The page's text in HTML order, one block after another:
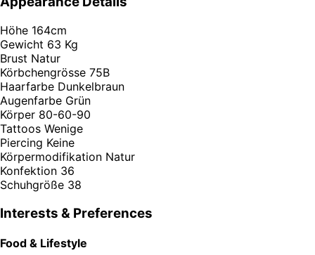
Höhe 164cm
Gewicht 63 Kg
Brust Natur
Körbchengrösse 75B
Haarfarbe Dunkelbraun
Augenfarbe Grün
Körper 80-60-90
Tattoos Wenige
Piercing Keine
Körpermodifikation Natur
Konfektion 36
Schuhgröße 38
Interests & Preferences
Food & Lifestyle